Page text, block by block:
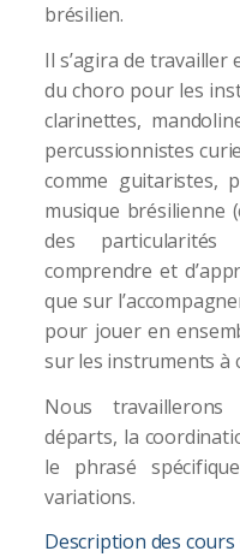
brésilien.
Il s’agira de
du choro pour les
clarinettes,
percussionnistes
comme guitaristes,
musique brésilienne
des
comprendre et
que sur
pour jouer en
sur les instruments à
Nous
départs, la
le phrasé
variations.
Description des